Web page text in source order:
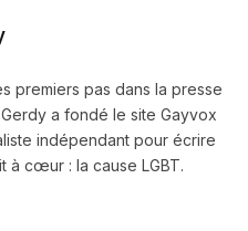
premiers pas dans la presse
a fondé le site Gayvox
indépendant pour écrire
à cœur : la cause LGBT.